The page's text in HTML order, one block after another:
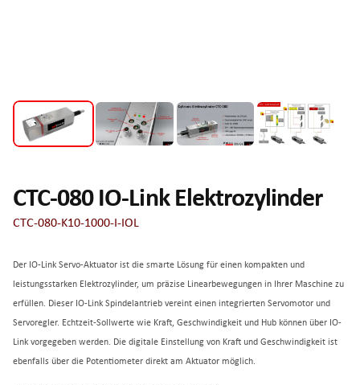
CTC-080 IO-Link Elektrozylinder
CTC-080-K10-1000-I-IOL
Der IO-Link Servo-Aktuator ist die smarte Lösung für einen kompakten und
leistungsstarken Elektrozylinder, um präzise Linearbewegungen in Ihrer Maschine zu
erfüllen. Dieser IO-Link Spindelantrieb vereint einen integrierten Servomotor und
Servoregler. Echtzeit-Sollwerte wie Kraft, Geschwindigkeit und Hub können über IO-
Link vorgegeben werden. Die digitale Einstellung von Kraft und Geschwindigkeit ist
ebenfalls über die Potentiometer direkt am Aktuator möglich.